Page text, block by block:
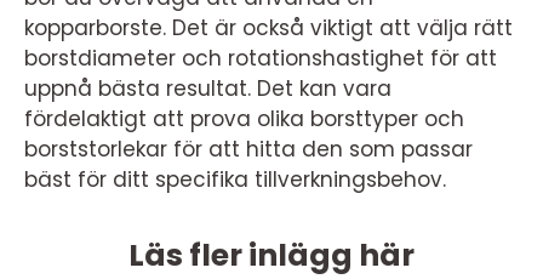
kopparborste. Det är också viktigt att välja rätt
borstdiameter och rotationshastighet för att
uppnå bästa resultat. Det kan vara
fördelaktigt att prova olika borsttyper och
borststorlekar för att hitta den som passar
bäst för ditt specifika tillverkningsbehov.
Läs fler inlägg här